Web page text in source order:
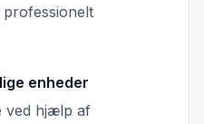
enheder
ved hjælp af